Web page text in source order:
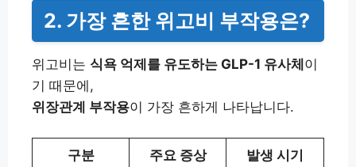
2. 가장 흔한 위고비 부작용은?
위고비는 식욕 억제를 유도하는 GLP-1 유사체이
기 때문에,
위장관계 부작용이 가장 흔하게 나타납니다.
구분 주요 증상 발생 시기